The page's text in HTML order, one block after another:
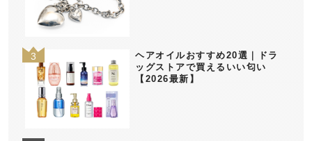
ヘアオイルおすすめ20選｜ドラ
ッグストアで買えるいい匂い
【2026最新】